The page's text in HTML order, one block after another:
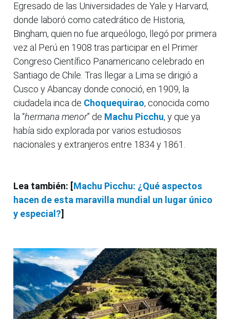
Egresado de las Universidades de Yale y Harvard,
donde laboró como catedrático de Historia,
Bingham, quien no fue arqueólogo, llegó por primera
vez al Perú en 1908 tras participar en el Primer
Congreso Científico Panamericano celebrado en
Santiago de Chile. Tras llegar a Lima se dirigió a
Cusco y Abancay donde conoció, en 1909, la
ciudadela inca de Choquequirao, conocida como
la “hermana menor” de Machu Picchu, y que ya
había sido explorada por varios estudiosos
nacionales y extranjeros entre 1834 y 1861.
Lea también: [Machu Picchu: ¿Qué aspectos
hacen de esta maravilla mundial un lugar único
y especial?]